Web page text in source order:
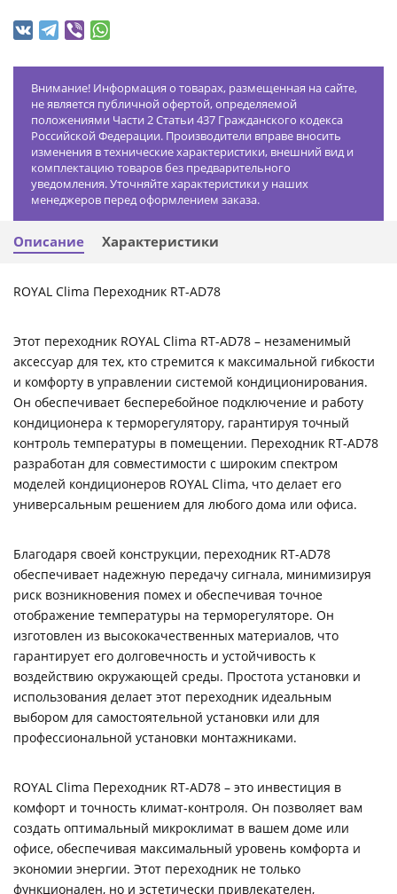
Внимание! Информация о товарах, размещенная на сайте,
не является публичной офертой, определяемой
положениями Части 2 Статьи 437 Гражданского кодекса
Российской Федерации. Производители вправе вносить
изменения в технические характеристики, внешний вид и
комплектацию товаров без предварительного
уведомления. Уточняйте характеристики у наших
менеджеров перед оформлением заказа.
Описание Характеристики
ROYAL Clima Переходник RT-AD78
Этот переходник ROYAL Clima RT-AD78 – незаменимый
аксессуар для тех, кто стремится к максимальной гибкости
и комфорту в управлении системой кондиционирования.
Он обеспечивает бесперебойное подключение и работу
кондиционера к терморегулятору, гарантируя точный
контроль температуры в помещении. Переходник RT-AD78
разработан для совместимости с широким спектром
моделей кондиционеров ROYAL Clima, что делает его
универсальным решением для любого дома или офиса.
Благодаря своей конструкции, переходник RT-AD78
обеспечивает надежную передачу сигнала, минимизируя
риск возникновения помех и обеспечивая точное
отображение температуры на терморегуляторе. Он
изготовлен из высококачественных материалов, что
гарантирует его долговечность и устойчивость к
воздействию окружающей среды. Простота установки и
использования делает этот переходник идеальным
выбором для самостоятельной установки или для
профессиональной установки монтажниками.
ROYAL Clima Переходник RT-AD78 – это инвестиция в
комфорт и точность климат-контроля. Он позволяет вам
создать оптимальный микроклимат в вашем доме или
офисе, обеспечивая максимальный уровень комфорта и
экономии энергии. Этот переходник не только
функционален, но и эстетически привлекателен,